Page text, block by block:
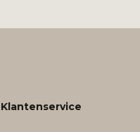
Klantenservice